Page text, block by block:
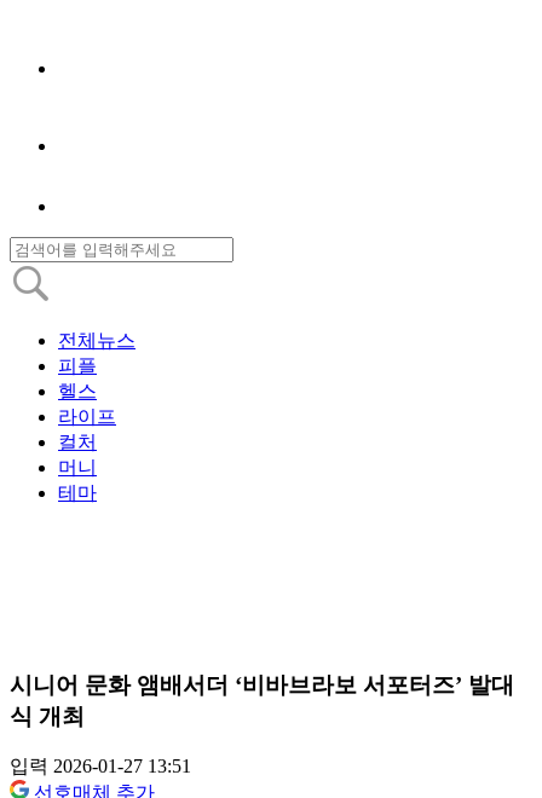
전체뉴스
피플
헬스
라이프
컬처
머니
테마
시니어 문화 앰배서더 ‘비바브라보 서포터즈’ 발대
식 개최
입력 2026-01-27 13:51
선호매체 추가